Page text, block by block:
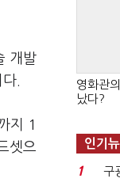
개발
.
지 1
셋으
영화관
났다?
인기
1
구